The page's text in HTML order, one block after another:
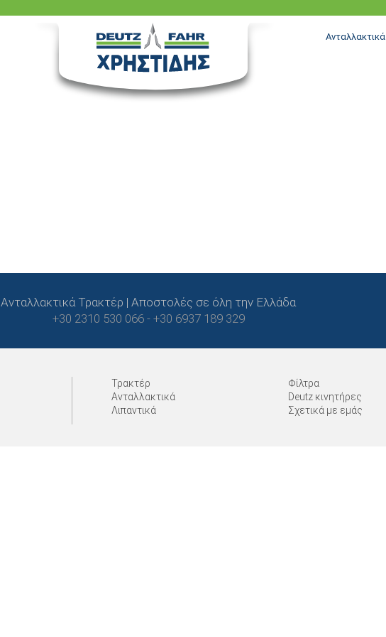
Ανταλλακτικά
Ανταλλακτικά Τρακτέρ | Αποστολές σε όλη την Ελλάδα
+30 2310 530 066 - +30 6937 189 329
Τρακτέρ
Ανταλλακτικά
Λιπαντικά
Φίλτρα
Deutz κινητήρες
Σχετικά με εμάς